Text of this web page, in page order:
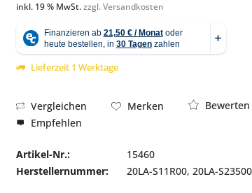
Abbildung ähnlich
inkl. 19 % MwSt.zzgl. Versandkosten
Lieferzeit 1 Werktage
Vergleichen Merken
Bewerten
Empfehlen
Artikel-Nr.:
15460
Herstellernummer:
20LA-S11R00, 20LA-